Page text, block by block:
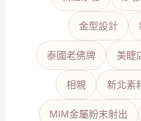
金型設計
泰國老佛牌 美睫
相親 新北素
MIM金屬粉末射出